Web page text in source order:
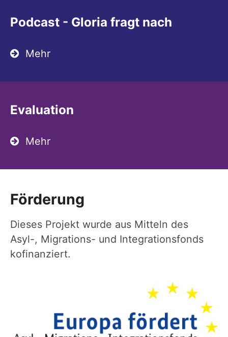
Podcast - Gloria fragt nach
Mehr
Evaluation
Mehr
Förderung
Dieses Projekt wurde aus Mitteln des
Asyl-, Migrations- und Integrationsfonds
kofinanziert.